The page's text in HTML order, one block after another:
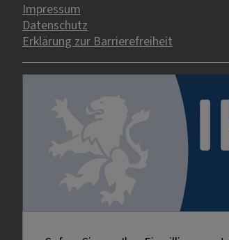
Impressum
Datenschutz
Erklärung zur Barrierefreiheit